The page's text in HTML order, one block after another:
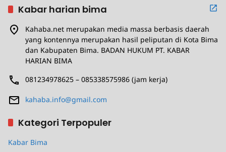
Kabar harian bima
Kahaba.net merupakan media massa berbasis daerah
yang kontennya merupakan hasil peliputan di Kota Bima
dan Kabupaten Bima. BADAN HUKUM PT. KABAR
HARIAN BIMA
081234978625 – 085338575986 (jam kerja)
kahaba.info@gmail.com
Kategori Terpopuler
Kabar Bima